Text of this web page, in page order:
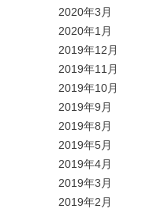
2020年3月
2020年1月
2019年12月
2019年11月
2019年10月
2019年9月
2019年8月
2019年5月
2019年4月
2019年3月
2019年2月